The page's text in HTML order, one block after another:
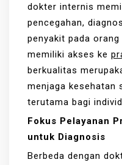
dokter internis
pencegahan,
penyakit pada
memiliki akses ke
berkualitas
menjaga kesehatan
terutama bagi
Fokus Pelayanan
untuk Diagnosis
Berbeda dengan